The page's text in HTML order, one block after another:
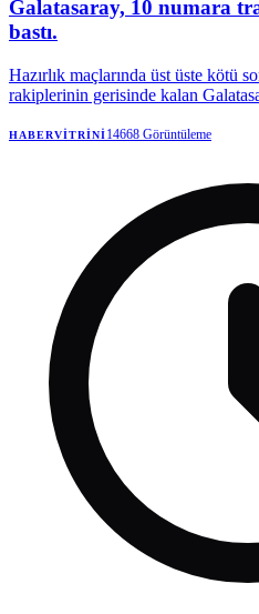
Galatasaray, 10 numara
bastı.
Hazırlık maçlarında üst üste kötü
rakiplerinin gerisinde kalan
HABERVITRINI14668 Görüntüleme